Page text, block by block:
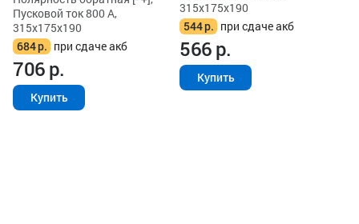
Пусковой ток 800 А,
315x175x190
684р. при сдаче акб
706р.
Купить
315x175x190
544р. при сдаче акб
566р.
Купить